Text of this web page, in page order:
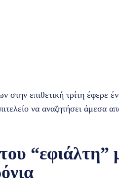
στην επιθετική τρίτη έφερε
να αναζητήσει άμεσα
“εφιάλτη”